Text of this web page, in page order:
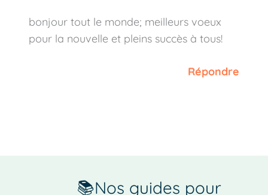
bonjour tout le monde; meilleurs voeux
pour la nouvelle et pleins succès à tous!
Répondre
📚Nos guides pour